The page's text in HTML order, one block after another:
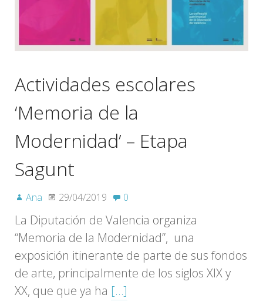
Actividades escolares
‘Memoria de la
Modernidad’ – Etapa
Sagunt
Ana 29/04/2019 0
La Diputación de Valencia organiza
“Memoria de la Modernidad”, una
exposición itinerante de parte de sus fondos
de arte, principalmente de los siglos XIX y
XX, que que ya ha […]